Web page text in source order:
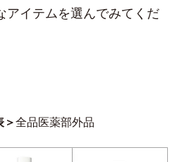
アイテムを選んでみてくだ
全品医薬部外品